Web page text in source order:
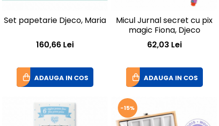
Set papetarie Djeco, Maria
160,66 Lei
ADAUGA IN COS
Micul Jurnal secret cu pix
magic Fiona, Djeco
62,03 Lei
ADAUGA IN COS
-15%